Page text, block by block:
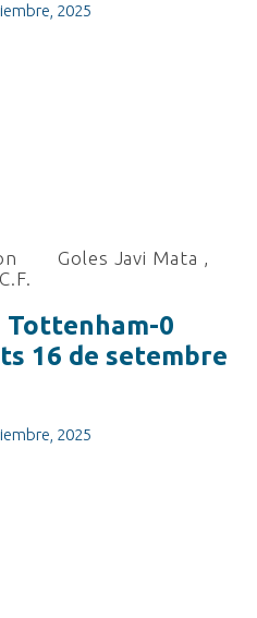
2025
Goles Javi Mata ,
0
16 de setembre
2025